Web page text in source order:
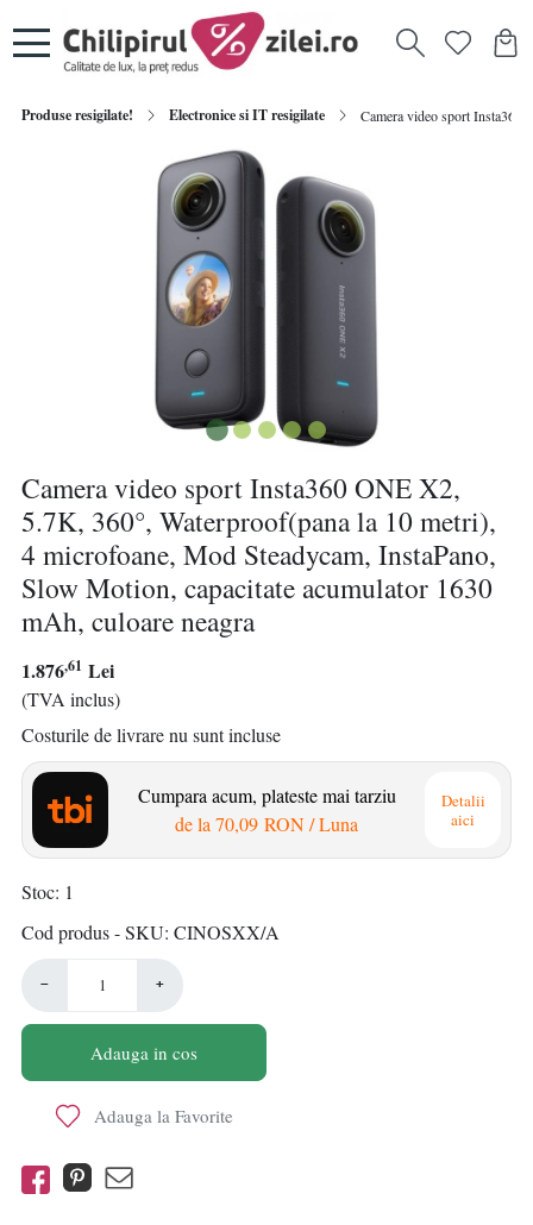
Produse resigilate! Electronice si IT resigilate Camera video sport Insta360
Camera video sport Insta360 ONE X2,
5.7K, 360°, Waterproof(pana la 10 metri),
4 microfoane, Mod Steadycam, InstaPano,
Slow Motion, capacitate acumulator 1630
mAh, culoare neagra
1.876,61 Lei
(TVA inclus)
Costurile de livrare nu sunt incluse
Cumpara acum, plateste mai tarziu
de la 70,09 RON/ Luna
Detalii
aici
Stoc 1
Cod produs - SKU CINOSXX/A
− +
Adauga in cos
Adauga la Favorite